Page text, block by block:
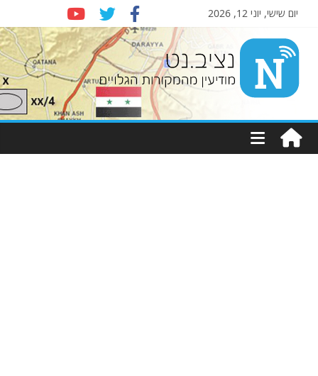
יום שישי, יוני 12, 2026
Nziv.net
מודיעין
מהמקורות